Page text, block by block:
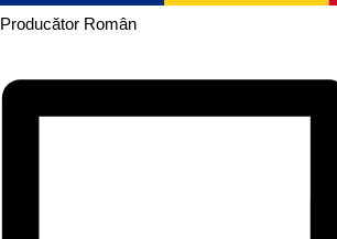
Producător Român